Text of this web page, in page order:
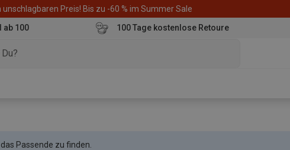
Preis! Bis zu -60 % im Summer Sale
ab 100
100 Tage kostenlose Retoure
das Passende zu finden.